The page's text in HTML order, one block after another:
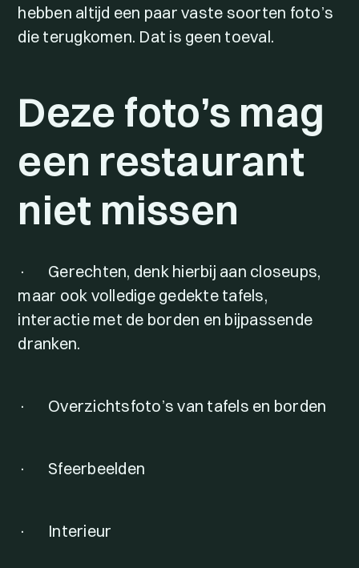
hebben altijd een paar vaste soorten foto’s
die terugkomen. Dat is geen toeval.
Deze foto’s mag
een restaurant
niet missen
· Gerechten, denk hierbij aan closeups,
maar ook volledige gedekte tafels,
interactie met de borden en bijpassende
dranken.
· Overzichtsfoto’s van tafels en borden
· Sfeerbeelden
· Interieur